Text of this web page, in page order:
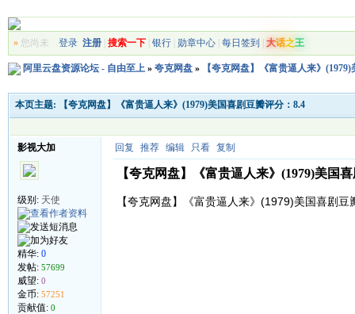
»您尚未 登录 注册| 搜索一下| 银行| 勋章中心| 每日签到 大话之王
阿里云盘资源论坛 - 自由至上» 夸克网盘» 【夸克网盘】《富贵逼人来》
本页主题: 【夸克网盘】《富贵逼人来》(1979)美国喜剧豆瓣评分：8.4
影视大加
级别: 天使
精华: 0
发帖: 57699
威望: 0
金币: 57251
贡献值: 0
回复 推荐 编辑 只看 复制
【夸克网盘】《富贵逼人来》(1979)美国
【夸克网盘】《富贵逼人来》(1979)美国喜剧